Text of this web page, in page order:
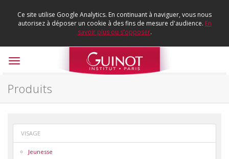
Ce site utilise Google Analytics. En continuant à naviguer, vous nous
autorisez à déposer un cookie à des fins de mesure d'audience. En
savoir plus ou s'opposer.
Toggle
Produits
VISAGE
Jeunesse